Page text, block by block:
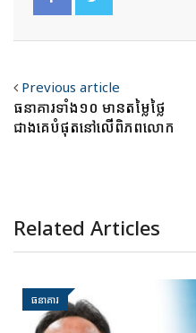
Previous article
ធនាគារទាំង១០ មានតម្លៃថ្លៃ
ជាងគេបំផុតនៅលើពិភពលោក
Related Articles
ធនាគារ